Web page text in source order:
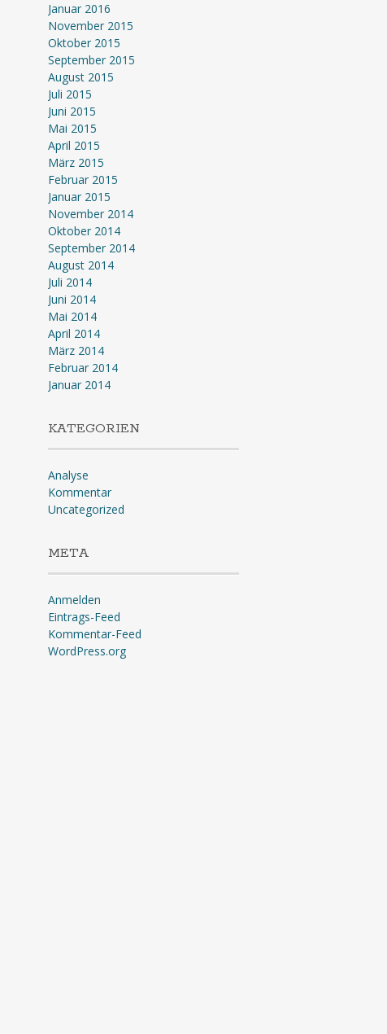
Januar 2016
November 2015
Oktober 2015
September 2015
August 2015
Juli 2015
Juni 2015
Mai 2015
April 2015
März 2015
Februar 2015
Januar 2015
November 2014
Oktober 2014
September 2014
August 2014
Juli 2014
Juni 2014
Mai 2014
April 2014
März 2014
Februar 2014
Januar 2014
KATEGORIEN
Analyse
Kommentar
Uncategorized
META
Anmelden
Eintrags-Feed
Kommentar-Feed
WordPress.org